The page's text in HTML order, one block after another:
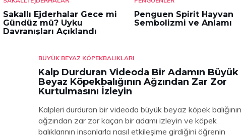
Sakallı Ejderhalar Gece mi
Gündüz mü? Uyku
Davranışları Açıklandı
Penguen Spirit Hayvan
Sembolizmi ve Anlamı
BÜYÜK BEYAZ KÖPEKBALIKLARI
Kalp Durduran Videoda Bir Adamın Büyük
Beyaz Köpekbalığının Ağzından Zar Zor
Kurtulmasını İzleyin
Kalpleri durduran bir videoda büyük beyaz köpek balığının
ağzından zar zor kaçan bir adamı izleyin ve köpek
balıklarının insanlarla nasıl etkileşime girdiğini öğrenin